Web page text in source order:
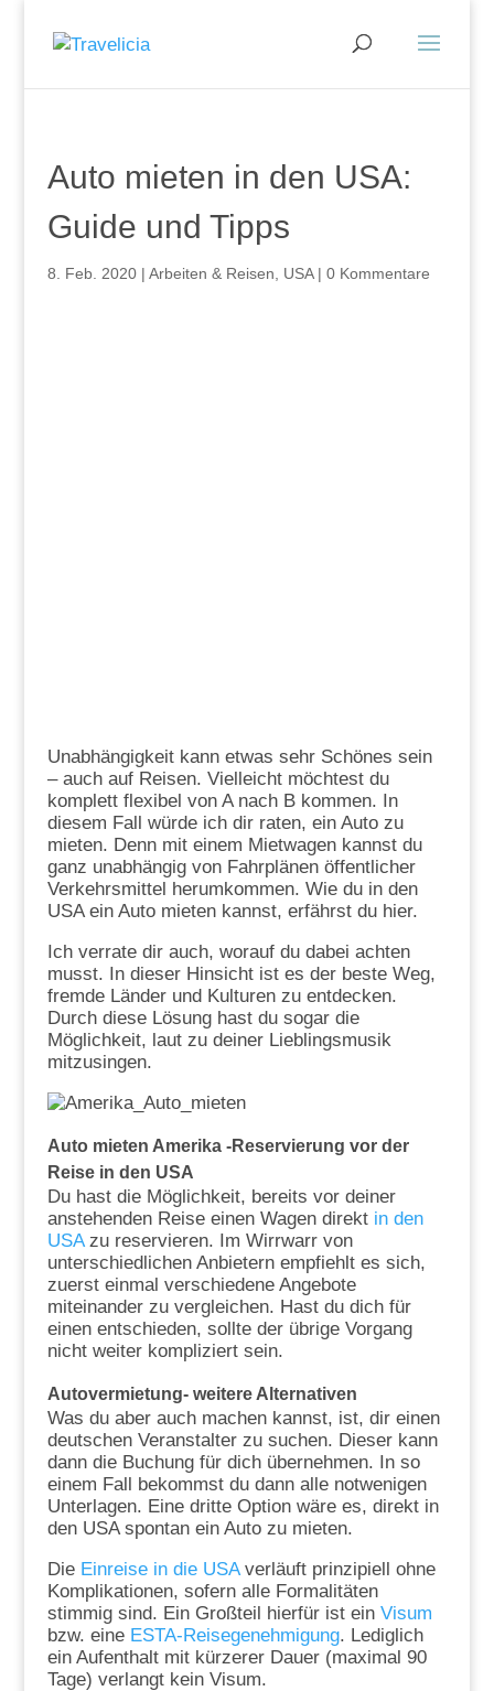
Auto mieten in den USA:
Guide und Tipps
8. Feb. 2020| Arbeiten & Reisen USA| 0 Kommentare
Unabhängigkeit kann etwas sehr Schönes sein
– auch auf Reisen. Vielleicht möchtest du
komplett flexibel von A nach B kommen. In
diesem Fall würde ich dir raten, ein Auto zu
mieten. Denn mit einem Mietwagen kannst du
ganz unabhängig von Fahrplänen öffentlicher
Verkehrsmittel herumkommen. Wie du in den
USA ein Auto mieten kannst, erfährst du hier.
Ich verrate dir auch, worauf du dabei achten
musst. In dieser Hinsicht ist es der beste Weg,
fremde Länder und Kulturen zu entdecken.
Durch diese Lösung hast du sogar die
Möglichkeit, laut zu deiner Lieblingsmusik
mitzusingen.
Auto mieten Amerika -Reservierung vor der
Reise in den USA
Du hast die Möglichkeit, bereits vor deiner
anstehenden Reise einen Wagen direkt in den
USAzu reservieren. Im Wirrwarr von
unterschiedlichen Anbietern empfiehlt es sich,
zuerst einmal verschiedene Angebote
miteinander zu vergleichen. Hast du dich für
einen entschieden, sollte der übrige Vorgang
nicht weiter kompliziert sein.
Autovermietung- weitere Alternativen
Was du aber auch machen kannst, ist, dir einen
deutschen Veranstalter zu suchen. Dieser kann
dann die Buchung für dich übernehmen. In so
einem Fall bekommst du dann alle notwenigen
Unterlagen. Eine dritte Option wäre es, direkt in
den USA spontan ein Auto zu mieten.
Die Einreise in die USAverläuft prinzipiell ohne
Komplikationen, sofern alle Formalitäten
stimmig sind. Ein Großteil hierfür ist ein Visum
bzw. eine ESTA-Reisegenehmigung. Lediglich
ein Aufenthalt mit kürzerer Dauer (maximal 90
Tage) verlangt kein Visum.